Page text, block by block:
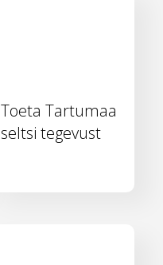
Toeta Tartumaa
seltsi tegevust